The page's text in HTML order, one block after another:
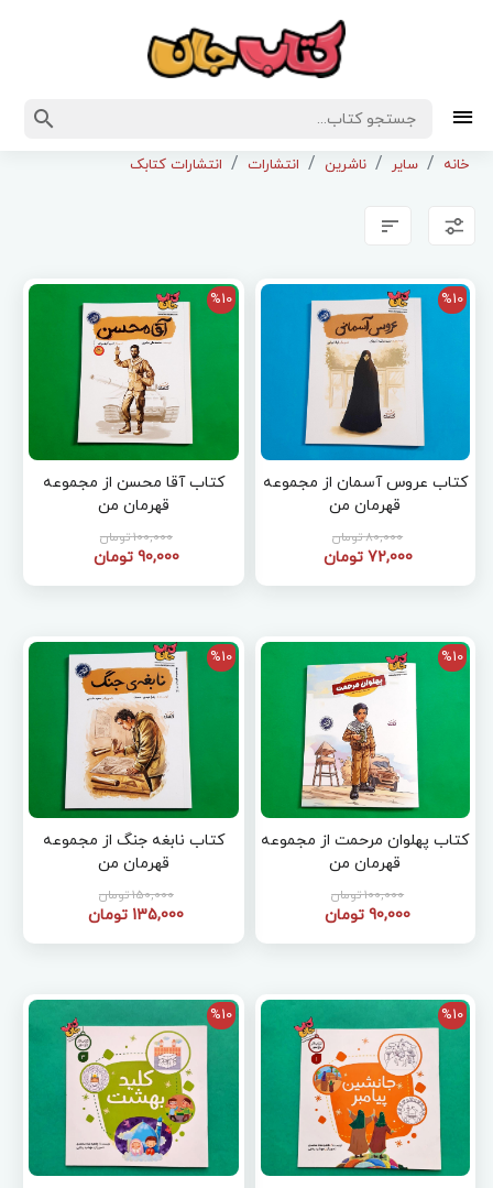
خانه سایر ناشرین انتشارات انتشارات کتابک
%10
کتاب عروس آسمان از مجموعه
قهرمان من
80,000 تومان
72,000 تومان
%10
کتاب آقا محسن از مجموعه
قهرمان من
100,000 تومان
90,000 تومان
%10
کتاب پهلوان مرحمت از مجموعه
قهرمان من
100,000 تومان
90,000 تومان
%10
کتاب نابغه جنگ از مجموعه
قهرمان من
150,000 تومان
135,000 تومان
%10
%10